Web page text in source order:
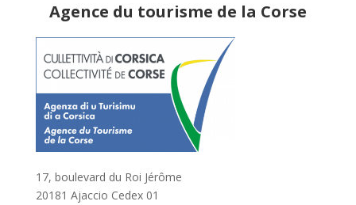
Agence du tourisme de la Corse
17, boulevard du Roi Jérôme
20181 Ajaccio Cedex 01